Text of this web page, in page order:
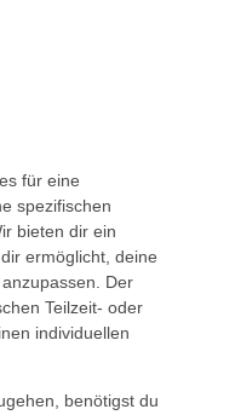
für eine
spezifischen
bieten dir ein
ermöglicht, deine
Der
Teilzeit- oder
individuellen
benötigst du